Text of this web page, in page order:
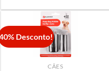
Desconto!
CÃES